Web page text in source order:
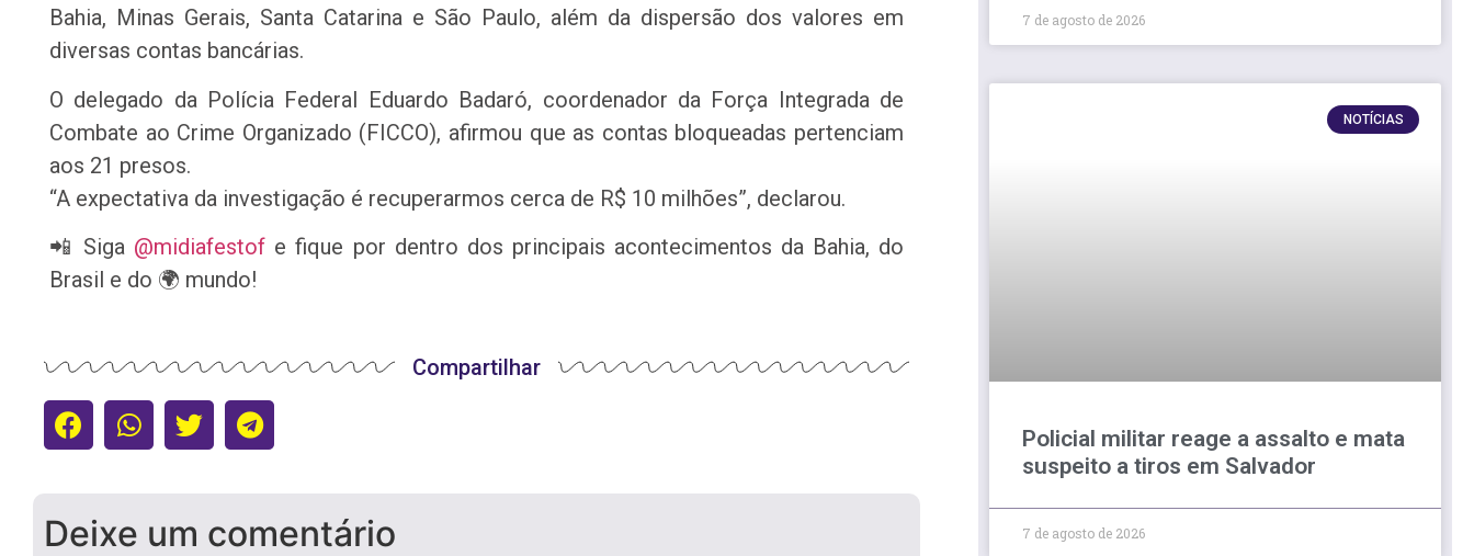
Bahia, Minas Gerais, Santa Catarina e São Paulo, além da dispersão dos valores em
diversas contas bancárias.
O delegado da Polícia Federal Eduardo Badaró, coordenador da Força Integrada de
Combate ao Crime Organizado (FICCO), afirmou que as contas bloqueadas pertenciam
aos 21 presos.
“A expectativa da investigação é recuperarmos cerca de R$ 10 milhões”, declarou.
📲 Siga @midiafestof e fique por dentro dos principais acontecimentos da Bahia, do
Brasil e do 🌍 mundo!
Compartilhar
Deixe um comentário
7 de agosto de 2026
NOTÍCIAS
Policial militar reage a assalto e mata
suspeito a tiros em Salvador
7 de agosto de 2026